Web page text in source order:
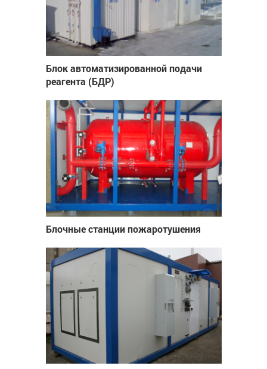
Блок автоматизированной подачи
реагента (БДР)
Блочные станции пожаротушения